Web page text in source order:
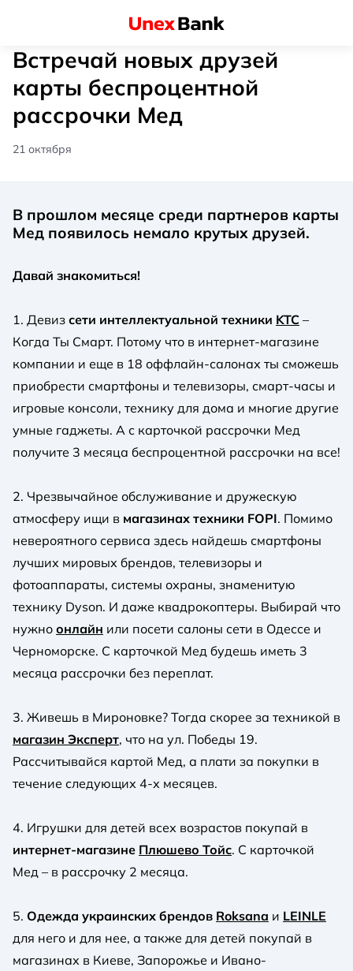
Встречай новых друзей
карты беспроцентной
рассрочки Мед
21 октября
В прошлом месяце среди партнеров карты
Мед появилось немало крутых друзей.
Давай знакомиться!
1. Девиз сети интеллектуальной техники KTC –
Когда Ты Смарт. Потому что в интернет-магазине
компании и еще в 18 оффлайн-салонах ты сможешь
приобрести смартфоны и телевизоры, смарт-часы и
игровые консоли, технику для дома и многие другие
умные гаджеты. А с карточкой рассрочки Мед
получите 3 месяца беспроцентной рассрочки на все!
2. Чрезвычайное обслуживание и дружескую
атмосферу ищи в магазинах техники FOPI. Помимо
невероятного сервиса здесь найдешь смартфоны
лучших мировых брендов, телевизоры и
фотоаппараты, системы охраны, знаменитую
технику Dyson. И даже квадрокоптеры. Выбирай что
нужно онлайн или посети салоны сети в Одессе и
Черноморске. С карточкой Мед будешь иметь 3
месяца рассрочки без переплат.
3. Живешь в Мироновке? Тогда скорее за техникой в
магазин Эксперт, что на ул. Победы 19.
Рассчитывайся картой Мед, а плати за покупки в
течение следующих 4-х месяцев.
4. Игрушки для детей всех возрастов покупай в
интернет-магазине Плюшево Тойс. С карточкой
Мед – в рассрочку 2 месяца.
5. Одежда украинских брендов Roksana и LEINLE
для него и для нее, а также для детей покупай в
магазинах в Киеве, Запорожье и Ивано-